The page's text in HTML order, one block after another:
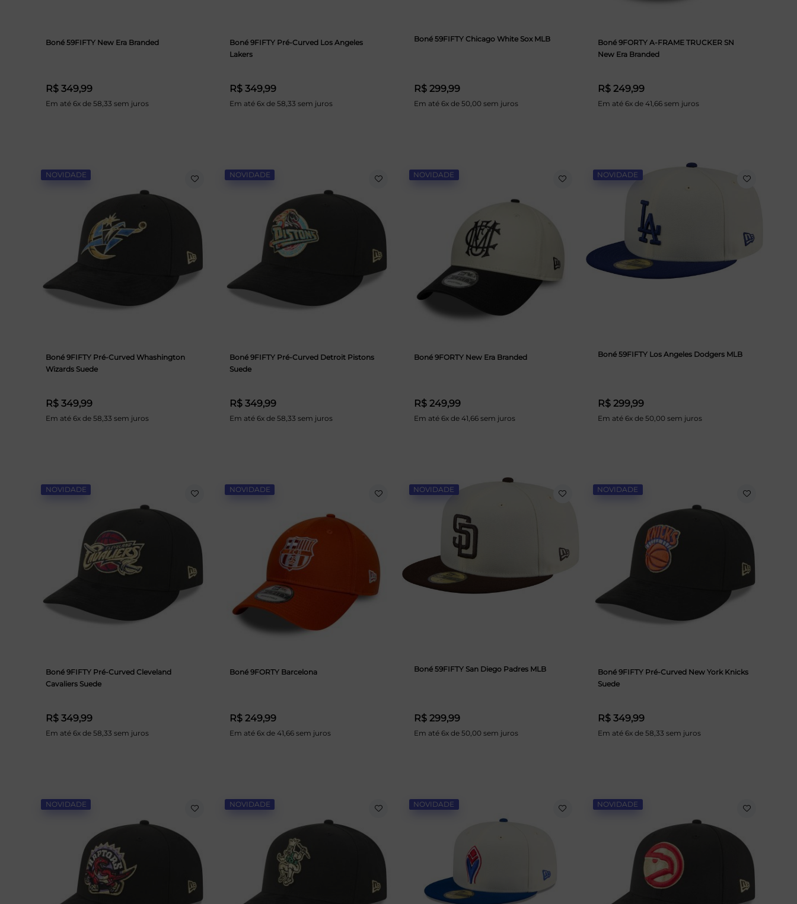
Boné 59FIFTY New Era Branded
R$ 349,99
Em até 6x de 58,33 sem juros
Boné 9FIFTY Pré-Curved Los Angeles
Lakers
R$ 349,99
Em até 6x de 58,33 sem juros
Boné 59FIFTY Chicago White Sox MLB
R$ 299,99
Em até 6x de 50,00 sem juros
Boné 9FORTY A-FRAME TRUCKER SN
New Era Branded
R$ 249,99
Em até 6x de 41,66 sem juros
NOVIDADE
Boné 9FIFTY Pré-Curved Whashington
Wizards Suede
R$ 349,99
Em até 6x de 58,33 sem juros
NOVIDADE
Boné 9FIFTY Pré-Curved Detroit Pistons
Suede
R$ 349,99
Em até 6x de 58,33 sem juros
NOVIDADE
Boné 9FORTY New Era Branded
R$ 249,99
Em até 6x de 41,66 sem juros
NOVIDADE
Boné 59FIFTY Los Angeles Dodgers MLB
R$ 299,99
Em até 6x de 50,00 sem juros
NOVIDADE
Boné 9FIFTY Pré-Curved Cleveland
Cavaliers Suede
R$ 349,99
Em até 6x de 58,33 sem juros
NOVIDADE
Boné 9FORTY Barcelona
R$ 249,99
Em até 6x de 41,66 sem juros
NOVIDADE
Boné 59FIFTY San Diego Padres MLB
R$ 299,99
Em até 6x de 50,00 sem juros
NOVIDADE
Boné 9FIFTY Pré-Curved New York Knicks
Suede
R$ 349,99
Em até 6x de 58,33 sem juros
NOVIDADE NOVIDADE NOVIDADE NOVIDADE